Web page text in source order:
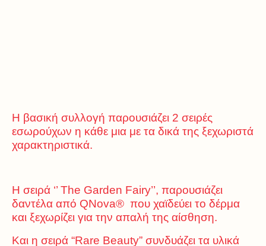
Η βασική συλλογή παρουσιάζει 2 σειρές
εσωρούχων η κάθε μια με τα δικά της ξεχωριστά
χαρακτηριστικά.
Η σειρά ‘’ The Garden Fairy’’, παρουσιάζει
δαντέλα από QNova® που χαϊδεύει το δέρμα
και ξεχωρίζει για την απαλή της αίσθηση.
Και η σειρά “Rare Beauty” συνδυάζει τα υλικά